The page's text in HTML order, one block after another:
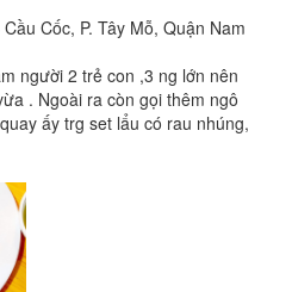
Cốc, P. Tây Mỗ, Quận Nam
người 2 trẻ con ,3 ng lớn nên
. Ngoài ra còn gọi thêm ngô
ấy trg set lẩu có rau nhúng,